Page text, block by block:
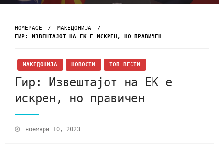
HOMEPAGE
МАКЕДОНИЈА
ГИР: ИЗВЕШТАЈОТ НА ЕК Е ИСКРЕН, НО ПРАВИЧЕН
МАКЕДОНИЈА НОВОСТИ ТОП ВЕСТИ
Гир: Извештајот на ЕК е
искрен, но правичен
ноември 10, 2023